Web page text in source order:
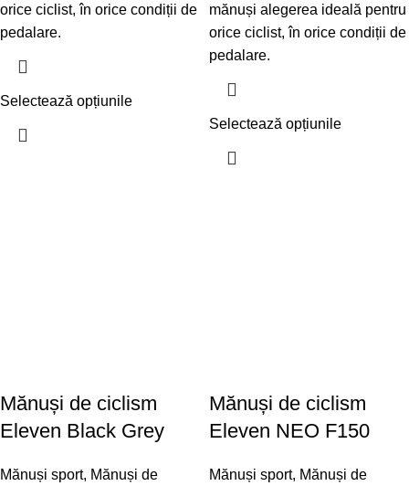
orice ciclist, în orice condiții de
pedalare.
Selectează opțiunile
mănuși alegerea ideală pentru
orice ciclist, în orice condiții de
pedalare.
Selectează opțiunile
Mănuși de ciclism
Eleven Black Grey
Mănuși sport, Mănuși de
Mănuși de ciclism
Eleven NEO F150
Mănuși sport, Mănuși de